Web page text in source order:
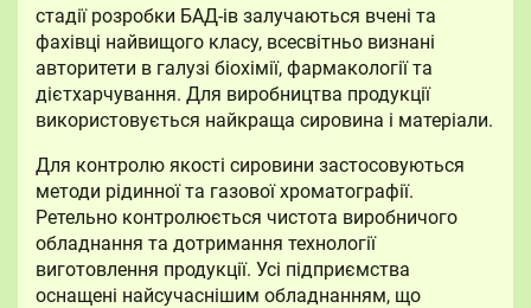
стадії розробки БАД-ів залучаються вчені та
фахівці найвищого класу, всесвітньо визнані
авторитети в галузі біохімії, фармакології та
дієтхарчування. Для виробництва продукції
використовується найкраща сировина і матеріали.
Для контролю якості сировини застосовуються
методи рідинної та газової хроматографії.
Ретельно контролюється чистота виробничого
обладнання та дотримання технології
виготовлення продукції. Усі підприємства
оснащені найсучаснішим обладнанням, що